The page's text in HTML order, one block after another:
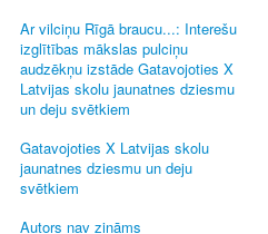
Ar vilciņu Rīgā braucu...: Interešu
izglītības mākslas pulciņu
audzēkņu izstāde Gatavojoties X
Latvijas skolu jaunatnes dziesmu
un deju svētkiem
Gatavojoties X Latvijas skolu
jaunatnes dziesmu un deju
svētkiem
Autors nav zināms